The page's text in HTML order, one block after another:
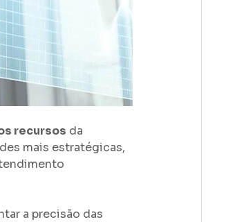
recursos da
mais estratégicas,
a precisão das